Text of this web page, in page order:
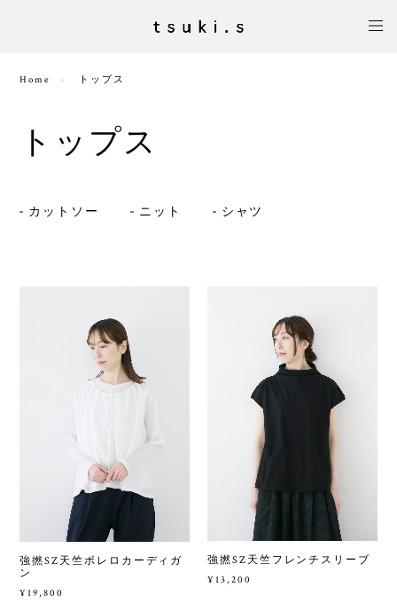
Home トップス
トップス
カットソー ニット シャツ
強撚SZ天竺ボレロカーディガ
ン
¥19,800
強撚SZ天竺フレンチスリーブ
¥13,200